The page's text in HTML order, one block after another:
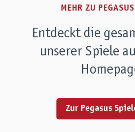
MEHR ZU
Entdeckt die
unserer Spiele
Zur Pegasus